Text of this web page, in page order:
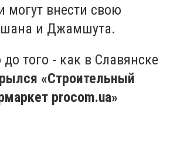
могут внести свою
и Джамшута.
того - как в Славянске
«Строительный
procom.ua»